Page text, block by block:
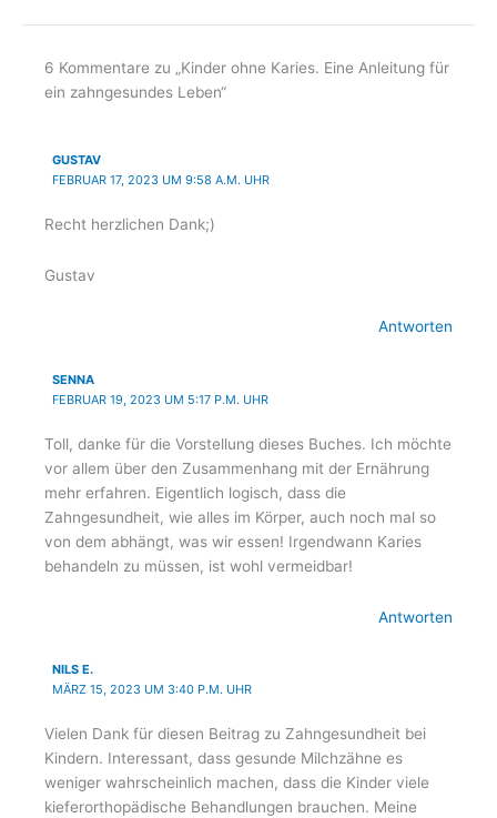
t
g
r
m
e
o
o
f
6 Kommentare zu „Kinder ohne Karies. Eine Anleitung für
ein zahngesundes Leben“
GUSTAV
FEBRUAR 17, 2023 UM 9:58 A.M. UHR
Recht herzlichen Dank;)
Gustav
Antworten
SENNA
FEBRUAR 19, 2023 UM 5:17 P.M. UHR
Toll, danke für die Vorstellung dieses Buches. Ich möchte
vor allem über den Zusammenhang mit der Ernährung
mehr erfahren. Eigentlich logisch, dass die
Zahngesundheit, wie alles im Körper, auch noch mal so
von dem abhängt, was wir essen! Irgendwann Karies
behandeln zu müssen, ist wohl vermeidbar!
Antworten
NILS E.
MÄRZ 15, 2023 UM 3:40 P.M. UHR
Vielen Dank für diesen Beitrag zu Zahngesundheit bei
Kindern. Interessant, dass gesunde Milchzähne es
weniger wahrscheinlich machen, dass die Kinder viele
kieferorthopädische Behandlungen brauchen. Meine